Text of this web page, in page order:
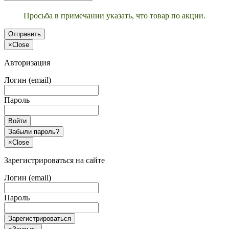
Просьба в примечании указать, что товар по акции.
Отправить
×Close
Авторизация
Логин (email)
Пароль
Войти
Забыли пароль?
×Close
Зарегистрироваться на сайте
Логин (email)
Пароль
Зарегистрироваться